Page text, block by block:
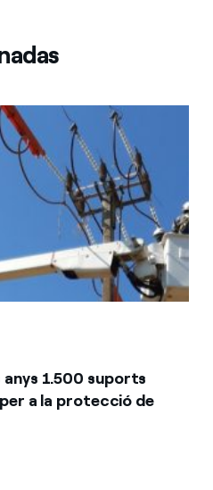
anys 1.500 suports
a la protecció de